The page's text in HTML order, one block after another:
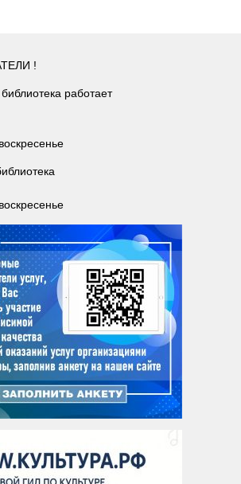
сельская библиотека №33
поселковая библиотека №30
детская библиотека №31
сельская библиотека №39
сельская библиотека №40
сельская библиотека №17
сельская библиотека №18
сельская библиотека №19
сельская библиотека №20
сельская библиотека №21
библиотека п. Советский №35
!
работает